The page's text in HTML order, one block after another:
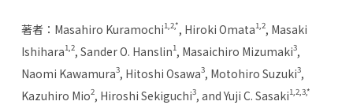
著者： Masahiro Kuramochi1,2,*, Hiroki Omata1,2, Masaki
Ishihara1,2, Sander O. Hanslin1, Masaichiro Mizumaki3,
Naomi Kawamura3, Hitoshi Osawa3, Motohiro Suzuki3,
Kazuhiro Mio2, Hiroshi Sekiguchi3, and Yuji C. Sasaki1,2,3,*